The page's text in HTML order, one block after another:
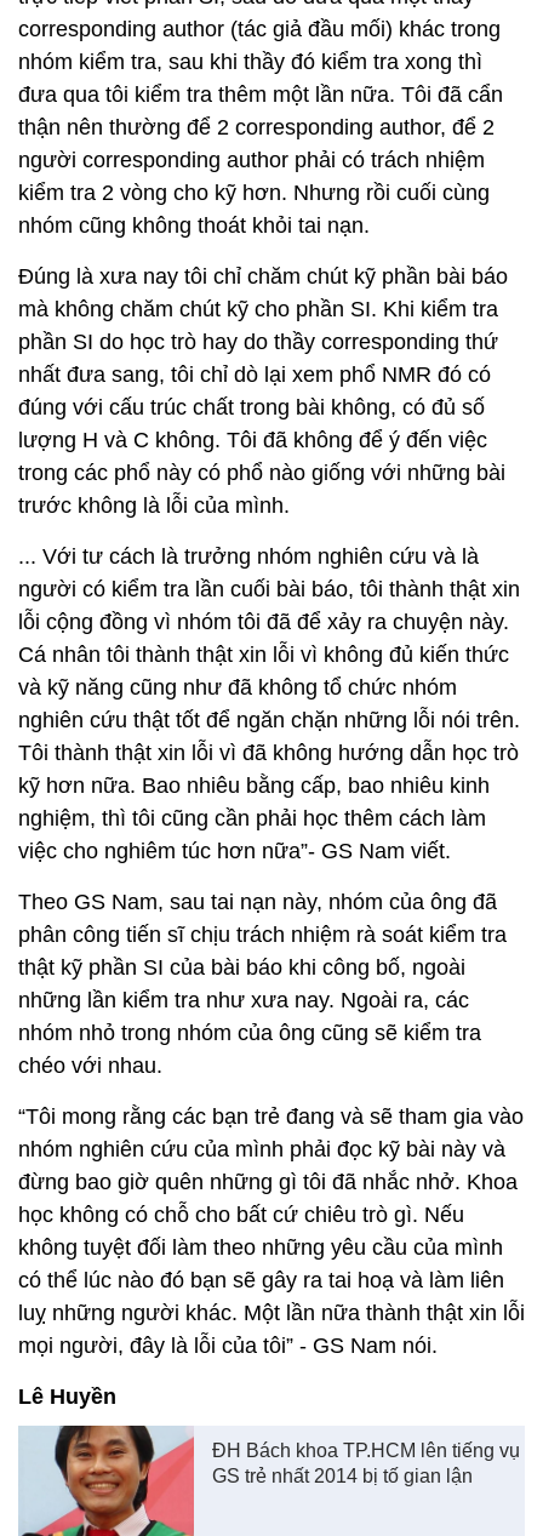
Đúng là xưa nay tôi chỉ chăm chút kỹ phần bài báo
mà không chăm chút kỹ cho phần SI. Khi kiểm tra
phần SI do học trò hay do thầy corresponding thứ
nhất đưa sang, tôi chỉ dò lại xem phổ NMR đó có
đúng với cấu trúc chất trong bài không, có đủ số
lượng H và C không. Tôi đã không để ý đến việc
trong các phổ này có phổ nào giống với những bài
trước không là lỗi của mình.
... Với tư cách là trưởng nhóm nghiên cứu và là
người có kiểm tra lần cuối bài báo, tôi thành thật xin
lỗi cộng đồng vì nhóm tôi đã để xảy ra chuyện này.
Cá nhân tôi thành thật xin lỗi vì không đủ kiến thức
và kỹ năng cũng như đã không tổ chức nhóm
nghiên cứu thật tốt để ngăn chặn những lỗi nói trên.
Tôi thành thật xin lỗi vì đã không hướng dẫn học trò
kỹ hơn nữa. Bao nhiêu bằng cấp, bao nhiêu kinh
nghiệm, thì tôi cũng cần phải học thêm cách làm
việc cho nghiêm túc hơn nữa”- GS Nam viết.
Theo GS Nam, sau tai nạn này, nhóm của ông đã
phân công tiến sĩ chịu trách nhiệm rà soát kiểm tra
thật kỹ phần SI của bài báo khi công bố, ngoài
những lần kiểm tra như xưa nay. Ngoài ra, các
nhóm nhỏ trong nhóm của ông cũng sẽ kiểm tra
chéo với nhau.
nhóm nghiên cứu của mình phải đọc kỹ bài này và
đừng bao giờ quên những gì tôi đã nhắc nhở. Khoa
học không có chỗ cho bất cứ chiêu trò gì. Nếu
không tuyệt đối làm theo những yêu cầu của mình
có thể lúc nào đó bạn sẽ gây ra tai hoạ và làm liên
luỵ những người khác. Một lần nữa thành thật xin lỗi
mọi người, đây là lỗi của tôi” - GS Nam nói.
Lê Huyền
ĐH Bách khoa TP.HCM lên tiếng vụ
GS trẻ nhất 2014 bị tố gian lận
Hai nhà nghiên cứu Việt Nam lọt tốp